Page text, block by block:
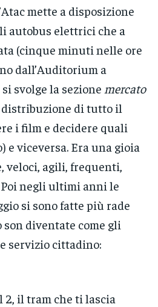
mette a disposizione
autobus elettrici che a
(cinque minuti nelle ore
dall’Auditorium a
svolge la sezione mercato
distribuzione di tutto il
i film e decidere quali
e viceversa. Era una gioia
veloci, agili, frequenti,
negli ultimi anni le
si sono fatte più rade
son diventate come gli
servizio cittadino:
2, il tram che ti lascia